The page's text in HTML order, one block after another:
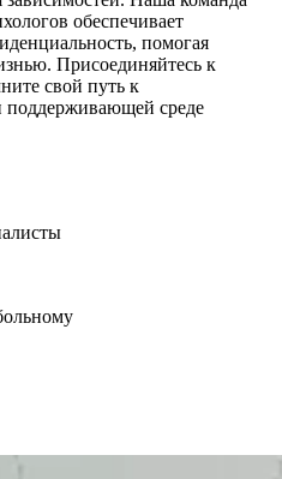
обеспечивает
помогая
Присоединяйтесь к
свой путь к
среде